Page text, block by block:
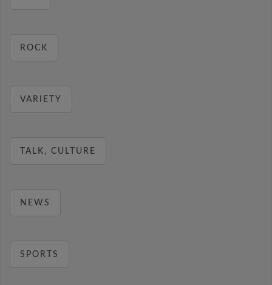
ROCK
VARIETY
TALK, CULTURE
NEWS
SPORTS